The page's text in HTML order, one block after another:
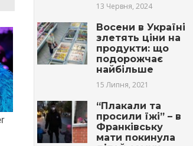
13 Червня, 2024
Восени в Україні
злетять ціни на
продукти: що
подорожчає
найбільше
15 Липня, 2021
“Плакали та
просили їжі” – в
Франківську
мати покинула